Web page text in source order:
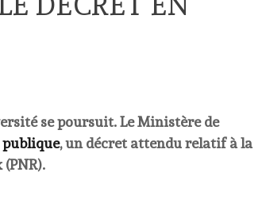
se poursuit. Le Ministère de
, un décret attendu relatif à la